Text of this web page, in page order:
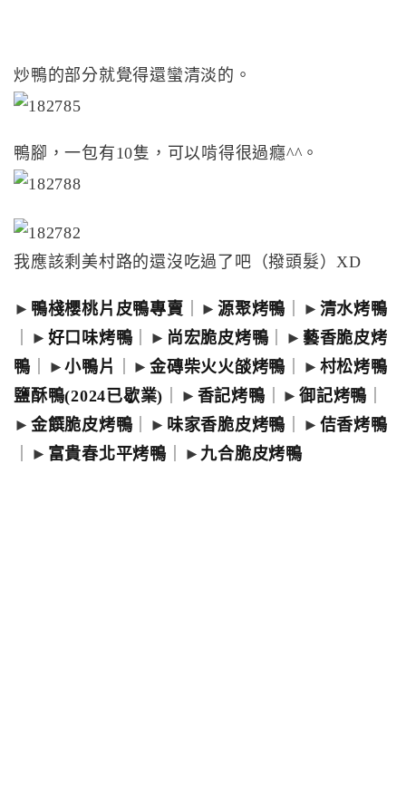
炒鴨的部分就覺得還蠻清淡的。
鴨腳，一包有10隻，可以啃得很過癮^^。
我應該剩美村路的還沒吃過了吧（撥頭髮）XD
► 鴨棧櫻桃片皮鴨專賣 ｜► 源聚烤鴨 ｜► 清水烤鴨
｜► 好口味烤鴨 ｜► 尚宏脆皮烤鴨 ｜► 藝香脆皮烤
鴨 ｜►小鴨片 ｜► 金磚柴火火燄烤鴨 ｜► 村松烤鴨
鹽酥鴨(2024已歇業) ｜► 香記烤鴨 ｜► 御記烤鴨
► 金饌脆皮烤鴨 ｜► 味家香脆皮烤鴨 ｜► 佶香烤鴨
｜► 富貴春北平烤鴨 ｜► 九合脆皮烤鴨